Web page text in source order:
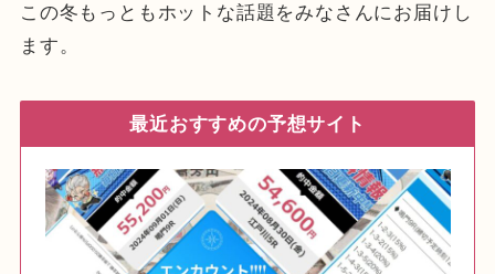
この冬もっともホットな話題をみなさんにお届けし
ます。
最近おすすめの予想サイト